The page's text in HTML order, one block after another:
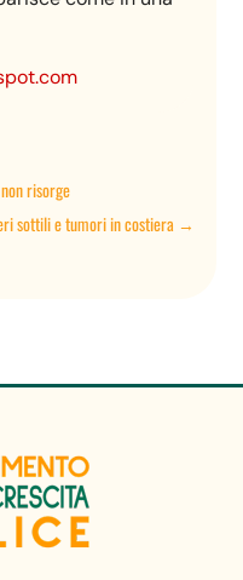
risorge
sottili e tumori in costiera→